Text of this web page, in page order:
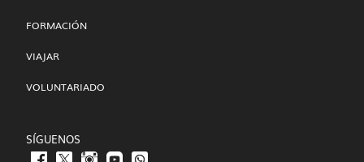
FORMACIÓN
VIAJAR
VOLUNTARIADO
SÍGUENOS